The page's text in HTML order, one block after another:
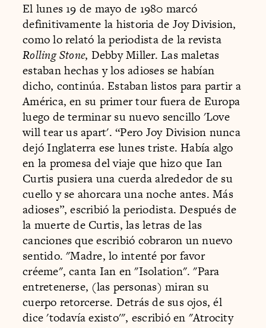
El lunes 19 de mayo de 1980 marcó
definitivamente la historia de Joy Division,
como lo relató la periodista de la revista
Rolling Stone, Debby Miller. Las maletas
estaban hechas y los adioses se habían
dicho, continúa. Estaban listos para partir a
América, en su primer tour fuera de Europa
luego de terminar su nuevo sencillo 'Love
will tear us apart'. “Pero Joy Division nunca
dejó Inglaterra ese lunes triste. Había algo
en la promesa del viaje que hizo que Ian
Curtis pusiera una cuerda alrededor de su
cuello y se ahorcara una noche antes. Más
adioses”, escribió la periodista. Después de
la muerte de Curtis, las letras de las
canciones que escribió cobraron un nuevo
sentido. "Madre, lo intenté por favor
créeme", canta Ian en "Isolation". "Para
entretenerse, (las personas) miran su
cuerpo retorcerse. Detrás de sus ojos, él
dice 'todavía existo'", escribió en "Atrocity